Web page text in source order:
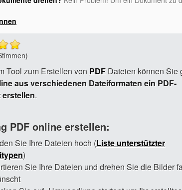
Tool zum Erstellen von PDF Dateien können Sie
aus verschiedenen Dateiformaten ein PDF-
.
PDF online erstellen:
Sie Ihre Dateien hoch (Liste unterstützter
)
Sie Ihre Dateien und drehen Sie die Bilder